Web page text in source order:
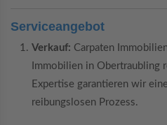
Serviceangebot
Verkauf: Carpaten
Immobilien in
Expertise garantieren wir
reibungslosen Prozess.